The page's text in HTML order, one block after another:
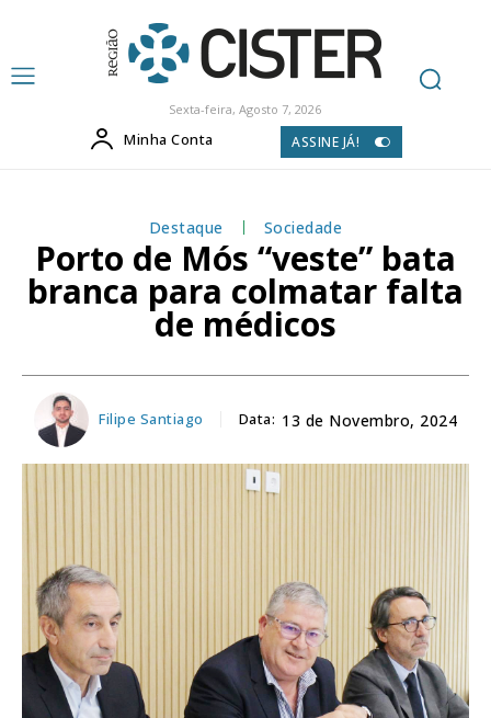
Sexta-feira, Agosto 7, 2026
Minha Conta ASSINE JÁ!
Destaque Sociedade
Porto de Mós “veste” bata
branca para colmatar falta
de médicos
Filipe Santiago Data: 13 de Novembro, 2024